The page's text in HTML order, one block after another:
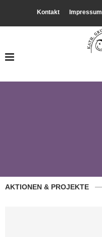
Kontakt Impressum
AKTIONEN & PROJEKTE